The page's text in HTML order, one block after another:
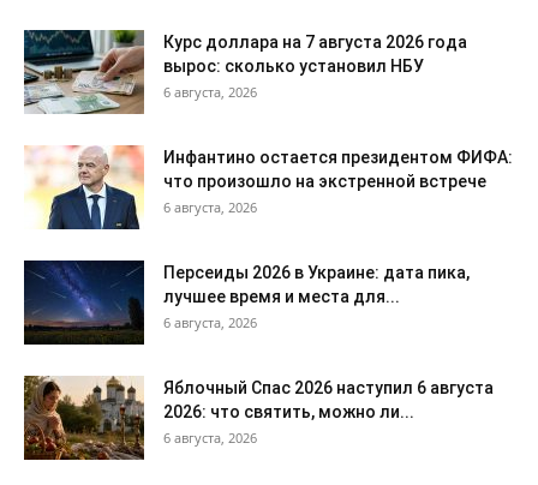
Курс доллара на 7 августа 2026 года
вырос: сколько установил НБУ
6 августа, 2026
Инфантино остается президентом ФИФА:
что произошло на экстренной встрече
6 августа, 2026
Персеиды 2026 в Украине: дата пика,
лучшее время и места для...
6 августа, 2026
Яблочный Спас 2026 наступил 6 августа
2026: что святить, можно ли...
6 августа, 2026